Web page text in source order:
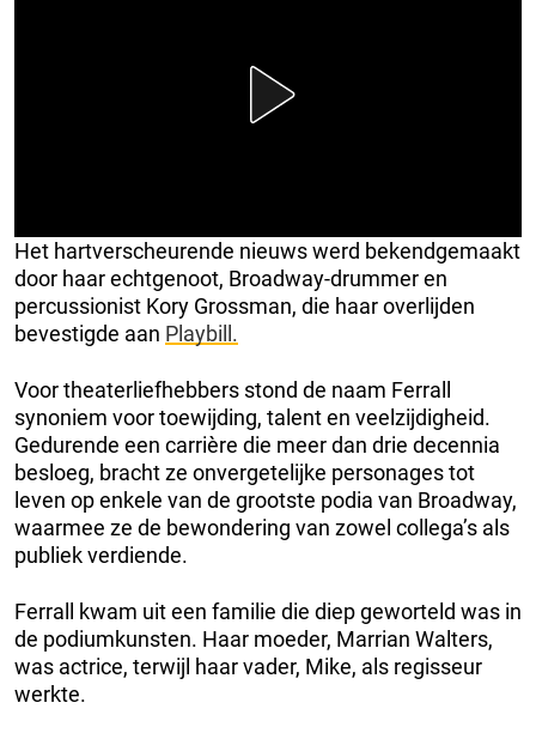
Het hartverscheurende nieuws werd bekendgemaakt
door haar echtgenoot, Broadway-drummer en
percussionist Kory Grossman, die haar overlijden
bevestigde aan Playbill.
Voor theaterliefhebbers stond de naam Ferrall
synoniem voor toewijding, talent en veelzijdigheid.
Gedurende een carrière die meer dan drie decennia
besloeg, bracht ze onvergetelijke personages tot
leven op enkele van de grootste podia van Broadway,
waarmee ze de bewondering van zowel collega’s als
publiek verdiende.
Ferrall kwam uit een familie die diep geworteld was in
de podiumkunsten. Haar moeder, Marrian Walters,
was actrice, terwijl haar vader, Mike, als regisseur
werkte.